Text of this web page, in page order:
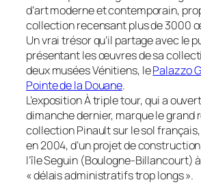
d’art moderne et contemporain,
collection recensant plus de 3000
Un vrai trésor qu’il partage avec le
présentant les œuvres de sa
deux musées Vénitiens, lePalazzo
Pointe de la Douane.
L’expositionÀ triple tour, qui a
dimanche dernier, marque le grand
collection Pinault sur le sol français,
en 2004, d’un projet de
l’île Seguin (Boulogne-Billancourt)
« délais administratifs trop longs ».